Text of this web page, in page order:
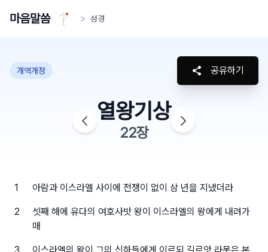
마음말씀 > 성경
개역개정 공유하기
열왕기상
22장
1 아람과 이스라엘 사이에 전쟁이 없이 삼 년을 지냈더라
2
셋째 해에 유다의 여호사밧 왕이 이스라엘의 왕에게 내려가
매